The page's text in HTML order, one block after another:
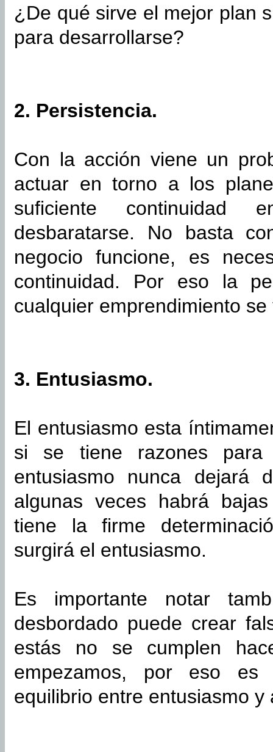
¿De qué sirve el mejor plan
para desarrollarse?
2. Persistencia.
Con la acción viene un
actuar en torno a los
suficiente continuidad
desbaratarse. No basta
negocio funcione, es
continuidad. Por eso la
cualquier emprendimiento
3. Entusiasmo.
El entusiasmo esta
si se tiene razones para
entusiasmo nunca dejará
algunas veces habrá
tiene la firme
surgirá el entusiasmo.
Es importante notar
desbordado puede crear
estás no se cumplen
empezamos, por eso es
equilibrio entre entusiasmo y